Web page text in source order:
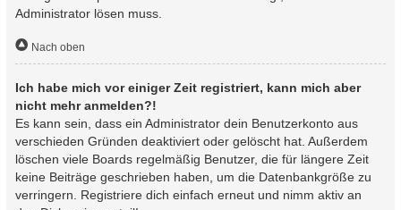
Administrator lösen muss.
Nach oben
Ich habe mich vor einiger Zeit registriert, kann mich aber
nicht mehr anmelden?!
Es kann sein, dass ein Administrator dein Benutzerkonto aus
verschieden Gründen deaktiviert oder gelöscht hat. Außerdem
löschen viele Boards regelmäßig Benutzer, die für längere Zeit
keine Beiträge geschrieben haben, um die Datenbankgröße zu
verringern. Registriere dich einfach erneut und nimm aktiv an